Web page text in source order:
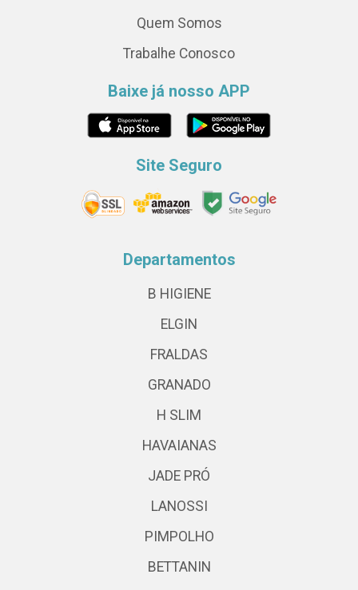
Quem Somos
Trabalhe Conosco
Baixe já nosso APP
Site Seguro
Departamentos
B HIGIENE
ELGIN
FRALDAS
GRANADO
H SLIM
HAVAIANAS
JADE PRÓ
LANOSSI
PIMPOLHO
BETTANIN